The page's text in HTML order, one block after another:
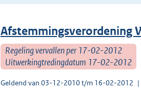
Afstemmingsverordening
Regeling vervallen per 17-02-2012
Uitwerkingtredingdatum 17-02-2012
Geldend van 03-12-2010 t/m 16-02-2012